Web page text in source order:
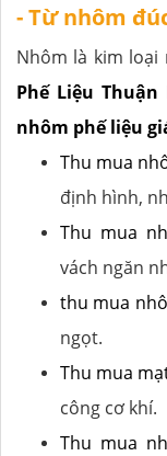
- Từ nhôm
Nhôm là kim loại
Phế Liệu Thuận
nhôm phế liệu
Thu mua
định hình,
Thu mua
vách ngăn
thu mua
ngọt.
Thu mua
công cơ khí.
Thu mua